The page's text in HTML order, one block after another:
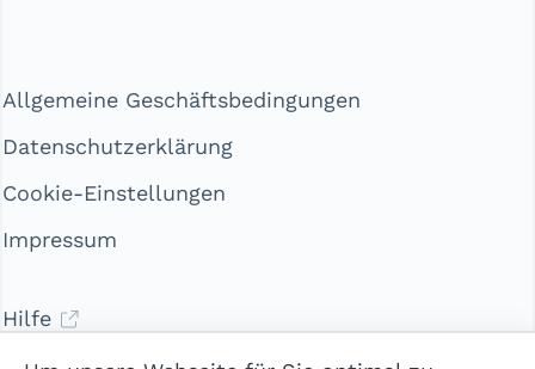
Allgemeine Geschäftsbedingungen
Datenschutzerklärung
Cookie-Einstellungen
Impressum
Hilfe